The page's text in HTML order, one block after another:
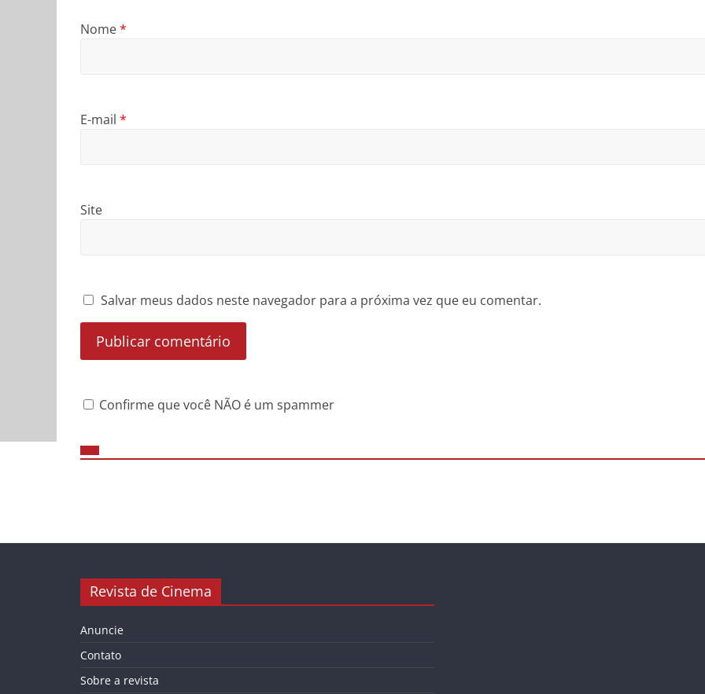
Nome*
E-mail *
Site
Salvar meus dados neste navegador para a próxima vez que eu comentar.
Confirme que você NÃO é um spammer
Revista de Cinema
Anuncie
Contato
Sobre a revista